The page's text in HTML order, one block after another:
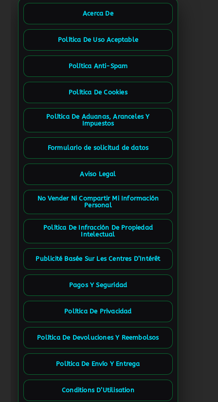
Acerca De
Política De Uso Aceptable
Política Anti-Spam
Política De Cookies
Política De Aduanas, Aranceles Y
Impuestos
Formulario de solicitud de datos
Aviso Legal
No Vender Ni Compartir Mi Información
Personal
Política De Infracción De Propiedad
Intelectual
Publicité Basée Sur Les Centres D’Intérêt
Pagos Y Seguridad
Política De Privacidad
Política De Devoluciones Y Reembolsos
Política De Envío Y Entrega
Conditions D’Utilisation